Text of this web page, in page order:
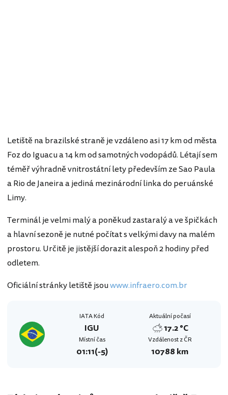
Letiště na brazilské straně je vzdáleno asi 17 km od města
Foz do Iguacu a 14 km od samotných vodopádů. Létají sem
téměř výhradně vnitrostátní lety především ze Sao Paula
a Rio de Janeira a jediná mezinárodní linka do peruánské
Limy.
Terminál je velmi malý a poněkud zastaralý a ve špičkách
a hlavní sezoně je nutné počítat s velkými davy na malém
prostoru. Určitě je jistější dorazit alespoň 2 hodiny před
odletem.
Oficiální stránky letiště jsouwww.infraero.com.br
IATA Kód
IGU
Aktuální počasí
17.2 °C
Místní čas
01:11(-5)
Vzdálenost z ČR
10788 km